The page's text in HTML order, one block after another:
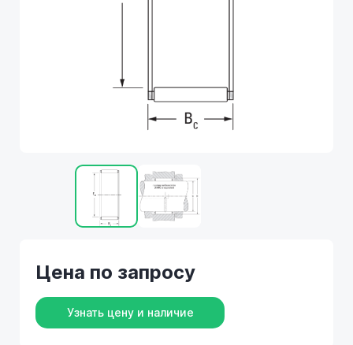
Цена по запросу
Узнать цену и наличие